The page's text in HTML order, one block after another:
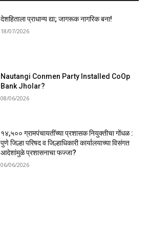
देशहिताला प्राधान्य द्या; जागरूक नागरिक बना!
18/07/2026
Nautangi Conmen Party Installed CoOp
Bank Jholar?
08/06/2026
१४,५०० ग्रामपंचायतींच्या प्रशासक नियुक्तीचा गोंधळ :
पुणे जिल्हा परिषद व जिल्हाधिकारी कार्यालयाच्या विसंगत
आदेशांमुळे प्रशासनाचा फज्जा?
06/06/2026